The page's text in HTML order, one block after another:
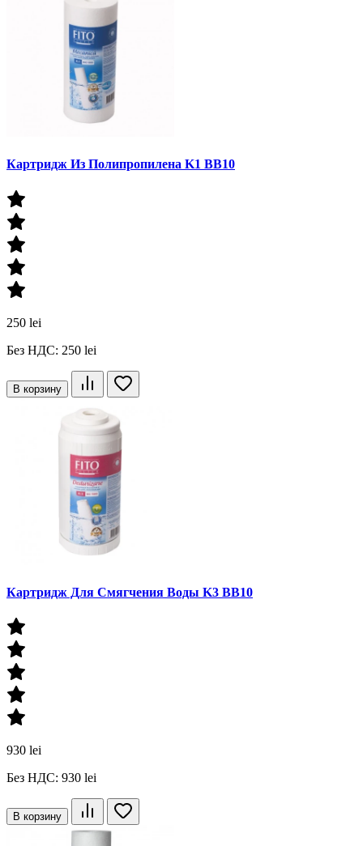
Картридж Из Полипропилена K1 BB10
250 lei
Без НДС: 250 lei
В корзину
Картридж Для Смягчения Воды K3 BB10
930 lei
Без НДС: 930 lei
В корзину